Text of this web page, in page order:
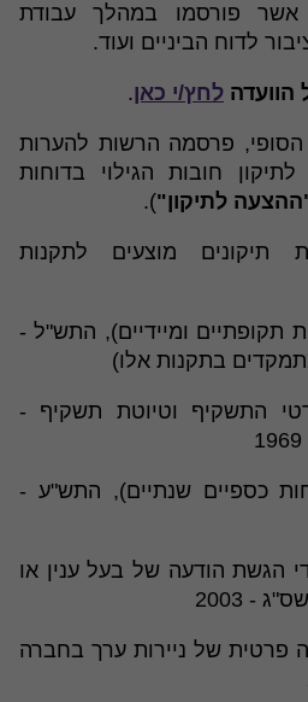
פורסמו במהלך עבודת
לדוח הביניים ועוד.
הוועדה לחץ/י כאן.
פרסמה הרשות להערות
חובות הגילוי בדוחות
לתיקון").
תיקונים מוצעים לתקנות
תקופתיים ומיידיים), התש"ל -
התשקיף וטיוטת תשקיף -
כספיים שנתיים), התש"ע -
הגשת הודעה של בעל ענין או
- 2003
פרטית של ניירות ערך בחברה